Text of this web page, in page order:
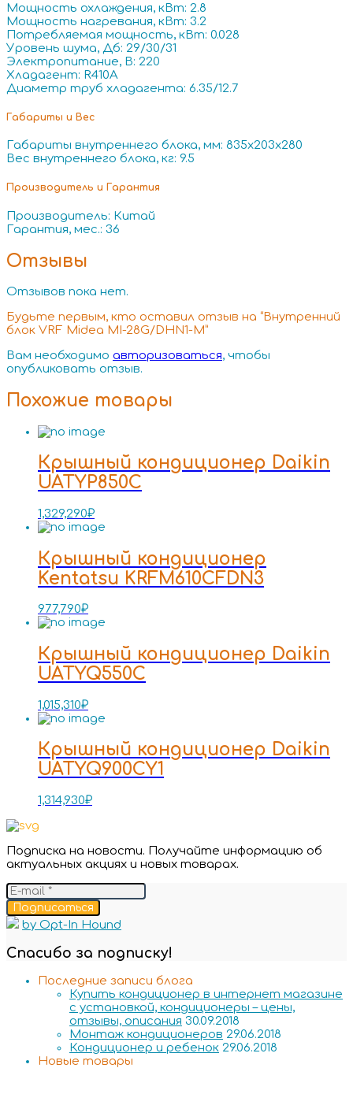
Мощность охлаждения, кВт: 2.8
Мощность нагревания, кВт: 3.2
Потребляемая мощность, кВт: 0.028
Уровень шума, Дб: 29/30/31
Электропитание, В: 220
Хладагент: R410A
Диаметр труб хладагента: 6.35/12.7
Габариты и Вес
Габариты внутреннего блока, мм: 835x203x280
Вес внутреннего блока, кг: 9.5
Производитель и Гарантия
Производитель: Китай
Гарантия, мес.: 36
Отзывы
Отзывов пока нет.
Будьте первым, кто оставил отзыв на “Внутренний
блок VRF Midea MI-28G/DHN1-M”
Вам необходимо авторизоваться, чтобы
опубликовать отзыв.
Похожие товары
Крышный кондиционер Daikin
UATYP850C
1,329,290₽
Крышный кондиционер
Kentatsu KRFM610CFDN3
977,790₽
Крышный кондиционер Daikin
UATYQ550C
1,015,310₽
Крышный кондиционер Daikin
UATYQ900CY1
1,314,930₽
Подписка на новости. Получайте информацию об
актуальных акциях и новых товарах.
Подписаться
by Opt-In Hound
Спасибо за подписку!
Последние записи блога
Купить кондиционер в интернет магазине
с установкой, кондиционеры – цены,
отзывы, описания 30.09.2018
Монтаж кондиционеров 29.06.2018
Кондиционер и ребенок 29.06.2018
Новые товары